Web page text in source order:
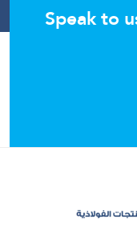
Speak to